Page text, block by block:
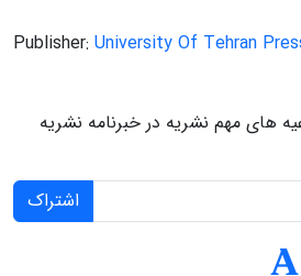
Publisher: University Of Tehran
های مهم نشریه در خبرنامه نشریه
اشتراک